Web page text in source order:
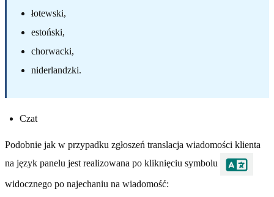
łotewski,
estoński,
chorwacki,
niderlandzki.
Czat
Podobnie jak w przypadku zgłoszeń translacja wiadomości klienta
na język panelu jest realizowana po kliknięciu symbolu
widocznego po najechaniu na wiadomość: